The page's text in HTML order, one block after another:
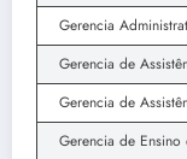
Gerencia
Gerencia de
Gerencia de
Gerencia de